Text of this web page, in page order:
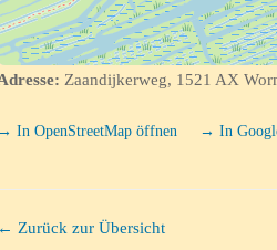
Zaandijkerweg, 1521 AX
→ In OpenStreetMap öffnen → In
← Zurück zur Übersicht